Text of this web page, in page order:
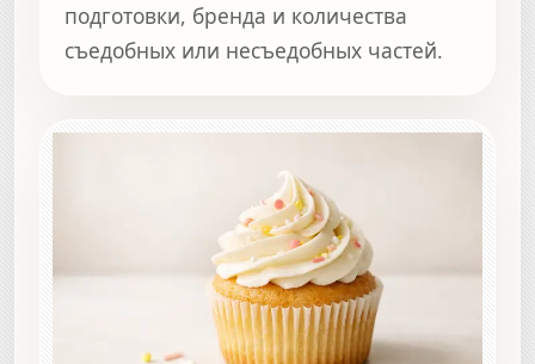
подготовки, бренда и количества
съедобных или несъедобных частей.